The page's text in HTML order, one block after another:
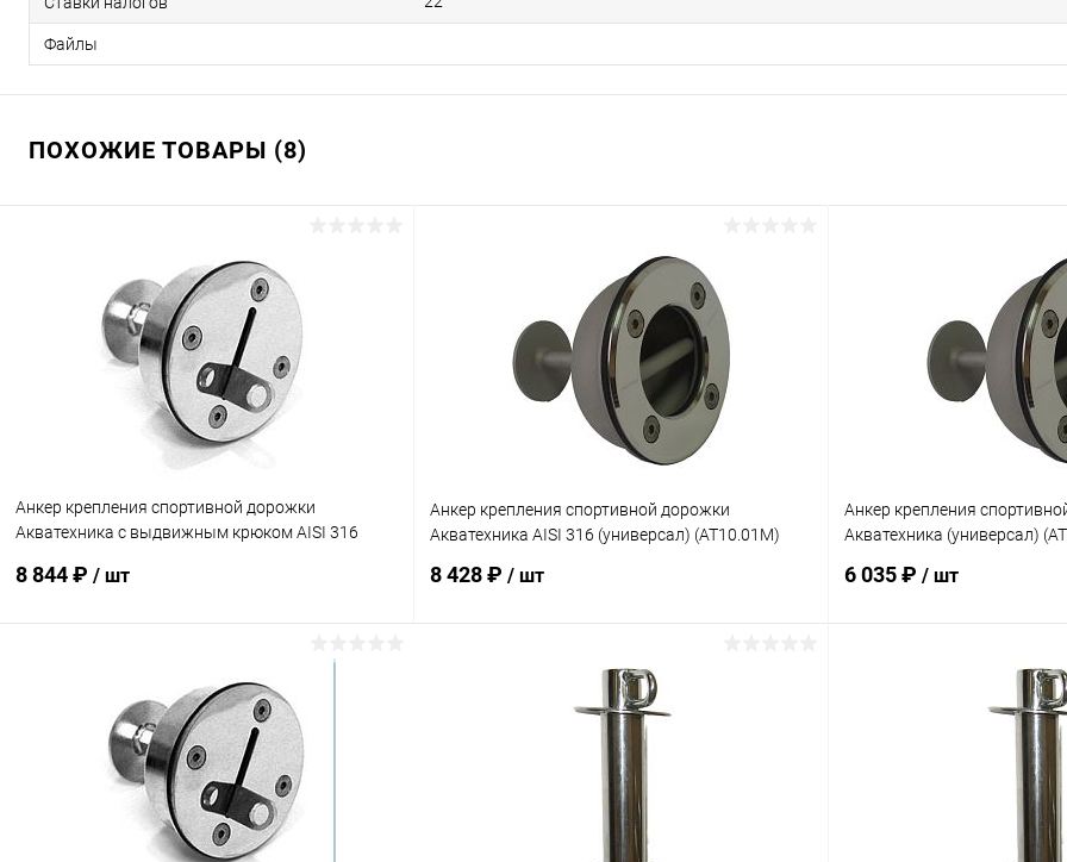
Файлы
ПОХОЖИЕ ТОВАРЫ (8)
Анкер крепления спортивной дорожки
Акватехника с выдвижным крюком AISI 316
8 844 ₽ / шт
В избранное
К сравнению Под заказ
Анкер крепления спортивной дорожки
Акватехника AISI 316 (универсал) (AT10.01M)
8 428 ₽ / шт
В корзину
Анкер крепления
Акватехника (универсал)
6 035 ₽ / шт
В